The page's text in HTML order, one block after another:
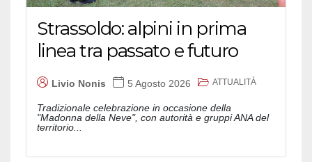
Strassoldo: alpini in prima
linea tra passato e futuro
Livio Nonis 5 Agosto 2026 ATTUALITÀ
Tradizionale celebrazione in occasione della
"Madonna della Neve", con autorità e gruppi ANA del
territorio...